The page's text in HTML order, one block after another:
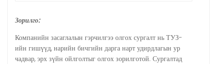
Зорилго:
Компанийн засаглалын гэрчилгээ олгох сургалт нь ТУЗ-
ийн гишүүд, нарийн бичгийн дарга нарт удирдлагын ур
чадвар, эрх зүйн ойлголтыг олгох зорилготой. Сургалтад